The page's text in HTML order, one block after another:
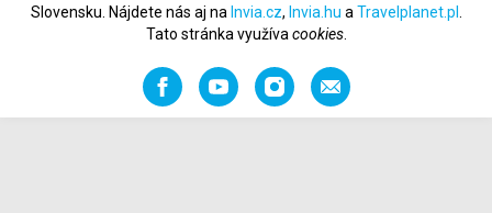
Slovensku. Nájdete nás aj na Invia.cz, Invia.hu a Travelplanet.pl
Tato stránka využíva cookies.
FacebookYouTubeInstagramOdporučiť